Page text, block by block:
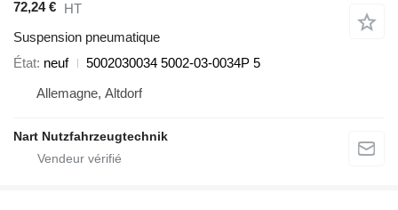
72,24 € HT
Suspension pneumatique
État neuf
5002030034 5002-03-0034P 5
Allemagne, Altdorf
Nart Nutzfahrzeugtechnik